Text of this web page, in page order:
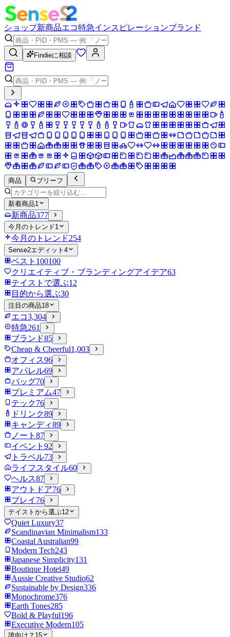
ショップ新商品エコ特急インスピレーションブランド
Findieに相談
商品 ブリーフ
新着商品1
新商品377
今月のトレンド1
今月のトレンド254
Sense2エディット 4
ベスト100100
クリエイティブ・ブランディングアイデア63
テイストで選ぶ12
目的から選ぶ30
注目の商品18
エコ3,304
特急261
ブランド85
Cheap & Cheerful1,003
オフィス96
アパレル69
バッグ70
プレミアム47
テック76
ドリンク89
キャンディ89
ノート 87
イベント 92
トラベル73
ライフスタイル60
ヘルス87
アウトドア76
プレイ 76
テイストから選ぶ12
Quiet Luxury37
Scandinavian Minimalism133
Coastal Australian99
Modern Tech243
Japanese Simplicity131
Boutique Hotel49
Aussie Creative Studio62
Sustainable by Design336
Monochrome376
Earth Tones285
Bold & Playful196
Executive Modern105
誰向け？ 15